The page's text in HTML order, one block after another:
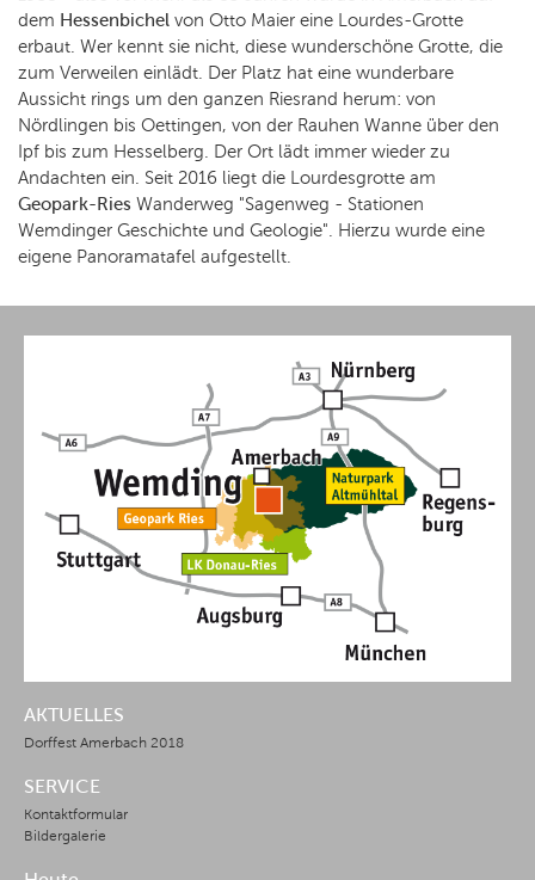
dem Hessenbichel von Otto Maier eine Lourdes-Grotte
erbaut. Wer kennt sie nicht, diese wunderschöne Grotte, die
zum Verweilen einlädt. Der Platz hat eine wunderbare
Aussicht rings um den ganzen Riesrand herum: von
Nördlingen bis Oettingen, von der Rauhen Wanne über den
Ipf bis zum Hesselberg. Der Ort lädt immer wieder zu
Andachten ein. Seit 2016 liegt die Lourdesgrotte am
Geopark-Ries Wanderweg "Sagenweg - Stationen
Wemdinger Geschichte und Geologie". Hierzu wurde eine
eigene Panoramatafel aufgestellt.
AKTUELLES
Dorffest Amerbach 2018
SERVICE
Kontaktformular
Bildergalerie